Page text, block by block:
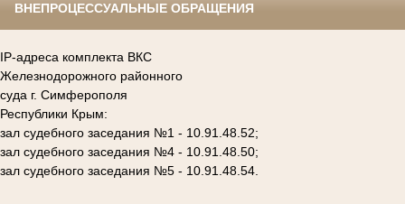
ВНЕПРОЦЕССУАЛЬНЫЕ ОБРАЩЕНИЯ
IP-адреса комплекта ВКС
Железнодорожного районного
суда г. Симферополя
Республики Крым:
зал судебного заседания №1 - 10.91.48.52;
зал судебного заседания №4 - 10.91.48.50;
зал судебного заседания №5 - 10.91.48.54.